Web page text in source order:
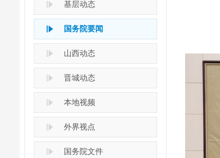
基层动态
国务院要闻
山西动态
晋城动态
本地视频
外界视点
国务院文件